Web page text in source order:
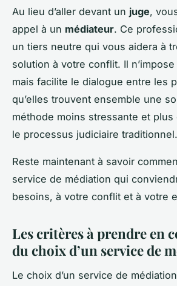
Au lieu d’aller devant un juge,
appel à un médiateur. Ce
un tiers neutre qui vous aidera à
solution à votre conflit. Il
mais facilite le dialogue entre les
qu’elles trouvent ensemble une
méthode moins stressante et
le processus judiciaire traditionnel.
Reste maintenant à savoir
service de médiation qui
besoins, à votre conflit et à votre
Les critères à prendre en
du choix d’un service de
Le choix d’un service de